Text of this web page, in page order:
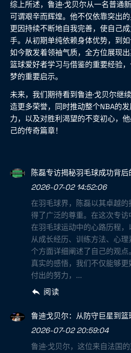
综上所述，鲁迪·戈贝尔从一名普通
可谓艰辛而辉煌。他不仅依靠突出的
更因持续不断地自我完善，使自己
手。从初期单纯依赖身体优势，到
如今散发着领袖气质，全方位展现
篮球爱好者学习与借鉴的重要经验
梦的重要启示。
未来，我们期待看到鲁迪·戈贝尔继
造更多荣誉，同时推动整个NBA的
力，以及对胜利渴望的不变初心，
己的传奇篇章！
陈磊专访揭秘羽毛球成功背
2026-07-02 14:52:06
在羽毛球界，陈磊以其卓越
得了广泛的尊重。在这次专
在羽毛球运动中的心路历程
从成长经历、训练方法、心
个方面详细阐述了自己的观
真实的感悟，我们不仅能够
付出的努力，...
阅读
鲁迪戈贝尔：从防守巨星到
2026-07-02 20:59:04
鲁迪·戈贝尔，这位来自法国